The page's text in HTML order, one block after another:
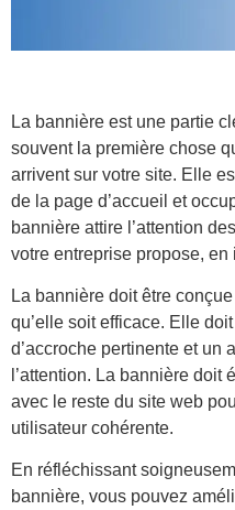
La bannière est une partie
souvent la première chose
arrivent sur votre site. Elle
de la page d’accueil et
bannière attire l’attention
votre entreprise propose, en
La bannière doit être
qu’elle soit efficace. Elle
d’accroche pertinente et un
l’attention. La bannière doit
avec le reste du site web
utilisateur cohérente.
En réfléchissant
bannière, vous pouvez